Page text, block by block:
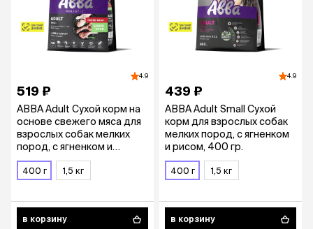
4.9
519 ₽
АВВА Adult Сухой корм на
основе свежего мяса для
взрослых собак мелких
пород, с ягненком и
индейкой, 400 гр.
400 г 1,5 кг
в корзину
4.9
439 ₽
АВВА Adult Small Сухой
корм для взрослых собак
мелких пород, с ягненком
и рисом, 400 гр.
400 г 1,5 кг
в корзину